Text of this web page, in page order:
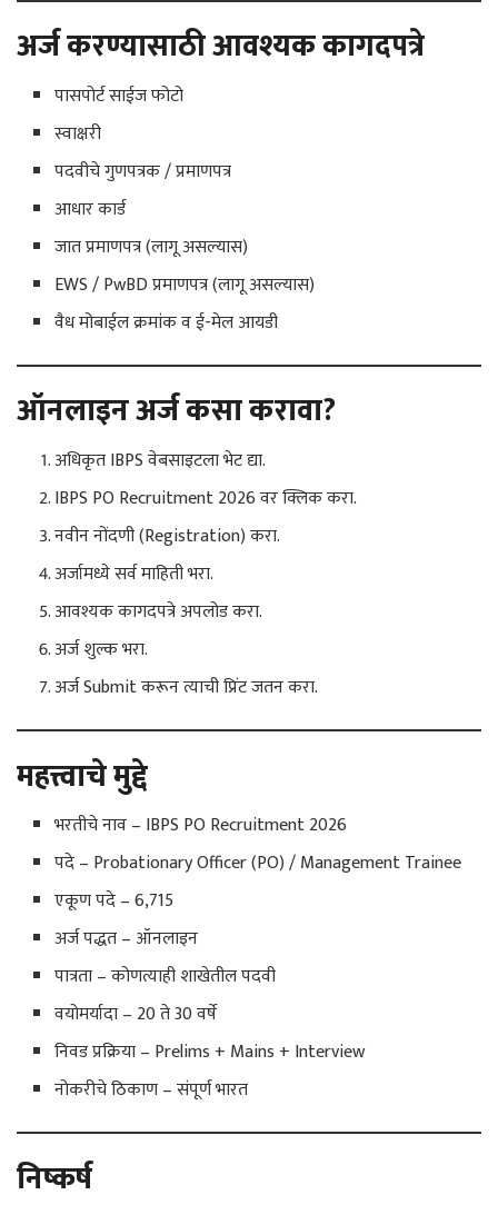
अर्ज करण्यासाठी आवश्यक कागदपत्रे
पासपोर्ट साईज फोटो
स्वाक्षरी
पदवीचे गुणपत्रक / प्रमाणपत्र
आधार कार्ड
जात प्रमाणपत्र (लागू असल्यास)
EWS / PwBD प्रमाणपत्र (लागू असल्यास)
वैध मोबाईल क्रमांक व ई-मेल आयडी
ऑनलाइन अर्ज कसा करावा?
अधिकृत IBPS वेबसाइटला भेट द्या.
IBPS PO Recruitment 2026 वर क्लिक करा.
नवीन नोंदणी (Registration) करा.
अर्जामध्ये सर्व माहिती भरा.
आवश्यक कागदपत्रे अपलोड करा.
अर्ज शुल्क भरा.
अर्ज Submit करून त्याची प्रिंट जतन करा.
महत्त्वाचे मुद्दे
भरतीचे नाव – IBPS PO Recruitment 2026
पदे – Probationary Officer (PO) / Management Trainee
एकूण पदे – 6,715
अर्ज पद्धत – ऑनलाइन
पात्रता – कोणत्याही शाखेतील पदवी
वयोमर्यादा – 20 ते 30 वर्षे
निवड प्रक्रिया – Prelims + Mains + Interview
नोकरीचे ठिकाण – संपूर्ण भारत
निष्कर्ष